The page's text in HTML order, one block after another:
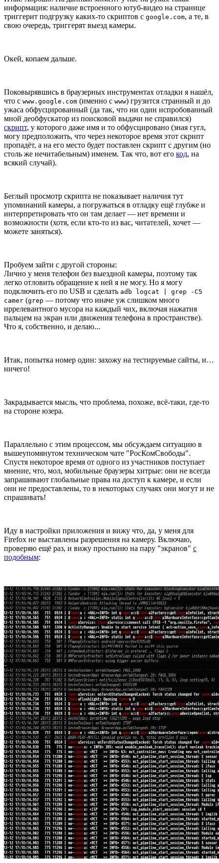
информация: наличие встроенного ютуб-видео на странице
триггерит подгрузку каких-то скриптов с google.com, а те, в
свою очередь, триггерят выезд камеры.
Окей, копаем дальше.
Поковырявшись в браузерных инструментах отладки я нашёл,
что с www.google.com (именно с www) грузится странный и до
ужаса обфусцированный (да так, что ни один испробованный
мной деобфускатор из поисковой выдачи не справился)
скрипт, у которого даже имя и то обфусцировано (зная гугл,
могу предположить, что через некоторое время этот скрипт
пропадёт, а на его место будет поставлен скрипт с другим (но
столь же нечитабельным) именем. Так что, вот его код, на
всякий случай).
Беглый просмотр скрипта не показывает наличия тут
упоминаний камеры, а погружаться в отладку ещё глубже и
интерпретировать что он там делает — нет времени и
возможности (хотя, если кто-то из вас, читателей, хочет —
можете заняться).
Пробуем зайти с другой стороны:
Лично у меня телефон без выездной камеры, поэтому так
легко отловить обращение к ней я не могу. Но я могу
подключить его по USB и сделать adb logcat | grep -C5
camer (grep — потому что иначе уж слишком много
иррелевантного мусора на каждый чих, включая нажатия
пальцем на экран или движения телефона в пространстве).
Что я, собственно, и делаю...
Итак, попытка номер один: захожу на тестируемые сайты, и…
ничего!
Закрадывается мысль, что проблема, похоже, всё-таки, где-то
на стороне юзера.
Параллельно с этим процессом, мы обсуждаем ситуацию в
вышеупомянутом техническом чате "РосКомСвободы".
Спустя некоторое время от одного из участников поступает
мнение, что, мол, мобильные браузеры хитрые: они не всегда
запрашивают глобальные права на доступ к камере, и если
они не предоставлены, то в некоторых случаях они могут и не
спрашивать!
Иду в настройки приложения и вижу что, да, у меня для
Firefox не выставлены разрешения на камеру. Включаю,
проверяю ещё раз, и вижу простыню на пару "экранов" с
подобным: